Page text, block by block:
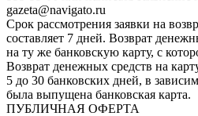
gazeta@navigato.ru
Срок рассмотрения заявки на
составляет 7 дней. Возврат
на ту же банковскую карту, с
Возврат денежных средств на
5 до 30 банковских дней, в
была выпущена банковская карта.
ПУБЛИЧНАЯ ОФЕРТА